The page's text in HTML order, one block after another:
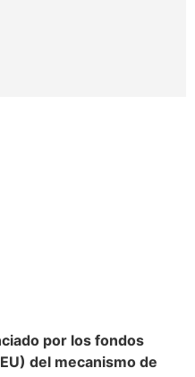
por los fondos
del mecanismo de